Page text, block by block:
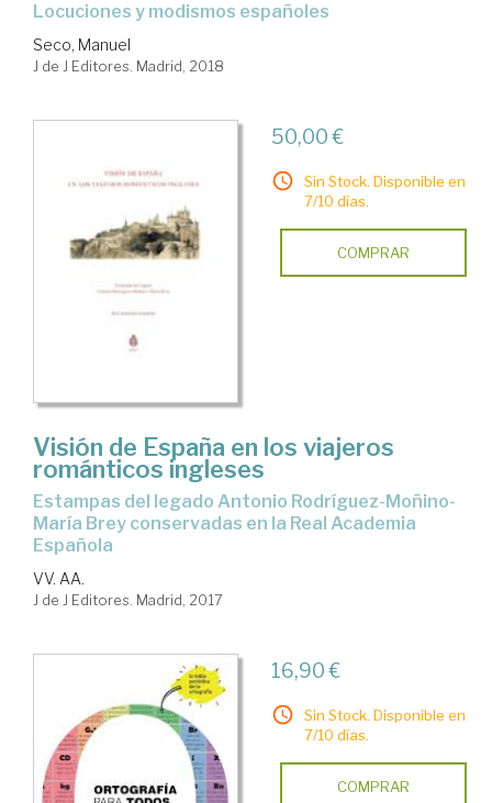
Locuciones y modismos españoles
Seco, Manuel
J de J Editores. Madrid, 2018
50,00 €
Sin Stock. Disponible en
7/10 días.
COMPRAR
Visión de España en los viajeros
románticos ingleses
Estampas del legado Antonio Rodríguez-Moñino-
María Brey conservadas en la Real Academia
Española
VV. AA.
J de J Editores. Madrid, 2017
16,90 €
Sin Stock. Disponible en
7/10 días.
COMPRAR